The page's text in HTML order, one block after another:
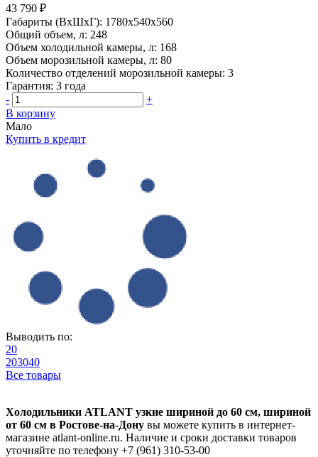
43 790 ₽
Габариты (ВхШхГ): 1780x540x560
Общий объем, л: 248
Объем холодильной камеры, л: 168
Объем морозильной камеры, л: 80
Количество отделений морозильной камеры: 3
Гарантия: 3 года
-
+
В корзину
Мало
Купить в кредит
Выводить по:
20
203040
Все товары
Холодильники ATLANT узкие шириной до 60 см, шириной
от 60 см в Ростове-на-Дону вы можете купить в интернет-
магазине atlant-online.ru. Наличие и сроки доставки товаров
уточняйте по телефону +7 (961) 310-53-00